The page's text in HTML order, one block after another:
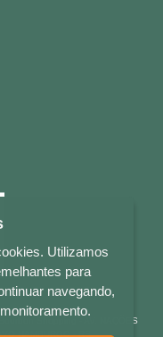
Shopping - AV. NAÇÕES
HAMBURGO - RS
Utilizamos
para
navegando,